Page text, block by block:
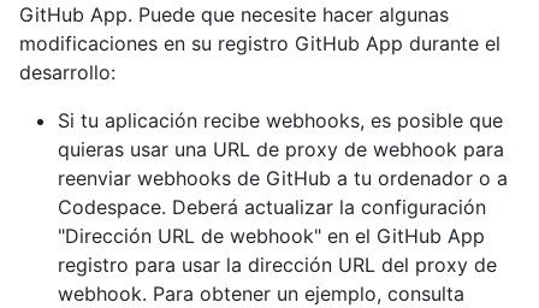
GitHub App. Puede que necesite hacer algunas
modificaciones en su registro GitHub App durante el
desarrollo:
Si tu aplicación recibe webhooks, es posible que
quieras usar una URL de proxy de webhook para
reenviar webhooks de GitHub a tu ordenador o a
Codespace. Deberá actualizar la configuración
"Dirección URL de webhook" en el GitHub App
registro para usar la dirección URL del proxy de
webhook. Para obtener un ejemplo, consulta